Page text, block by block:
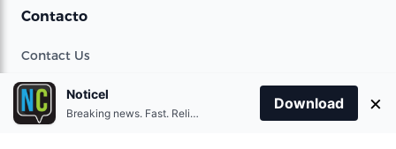
Contacto
Contact Us
Términos de uso
Noticel
Breaking news. Fast. Reliable.
Download ×